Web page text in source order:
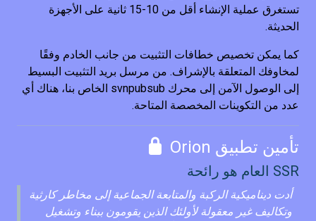
تستغرق عملية الإنشاء أقل من 10-15 ثانية على الأجهزة
الحديثة.
كما يمكن تخصيص خطافات التثبيت من جانب الخادم وفقًا
لمخاوفك المتعلقة بالإشراف. من مرسل بريد التثبيت البسيط
إلى الوصول الآمن إلى محرك svnpubsub الخاص بنا، هناك أي
عدد من التكوينات المخصصة المتاحة.
تأمين تطبيق Orion
SSR العام هو رائحة
أدت ديناميكية الركبة والمتابعة الجماعية إلى مخاطر كارثية
وتكاليف غير معقولة لأولئك الذين يقومون ببناء وتشغيل